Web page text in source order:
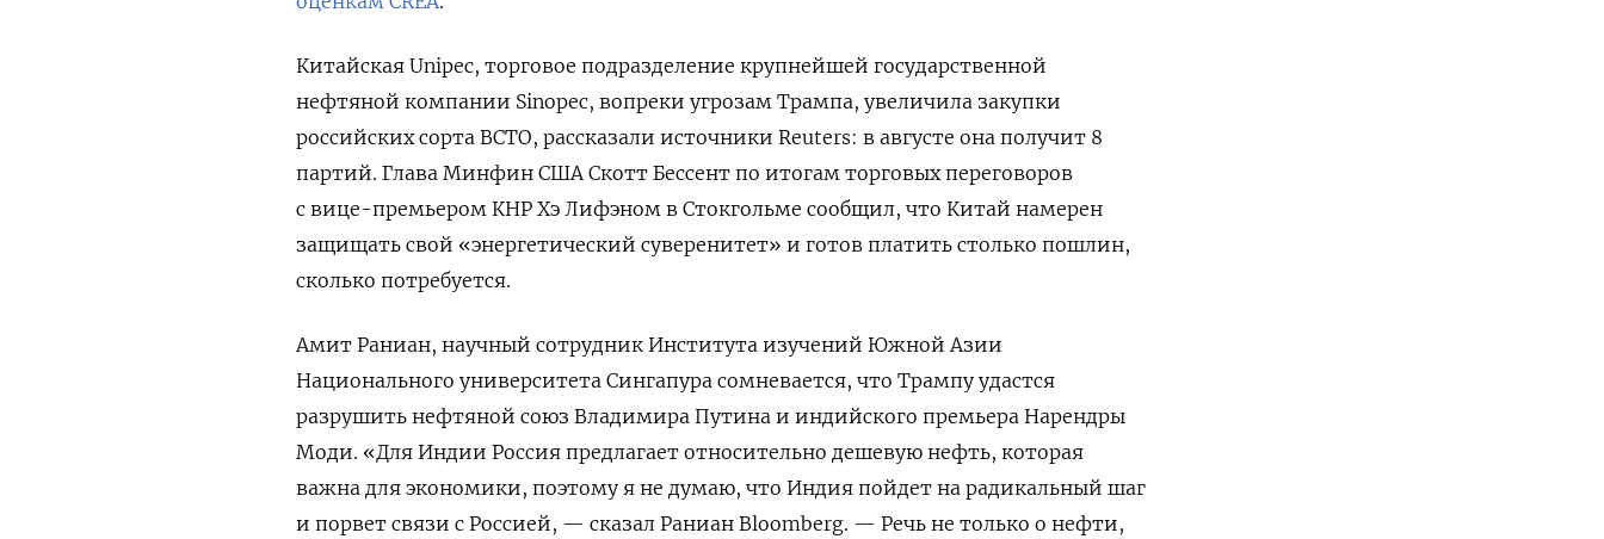
Китайская Unipec, торговое подразделение крупнейшей государственной
нефтяной компании Sinopec, вопреки угрозам Трампа, увеличила закупки
российских сорта ВСТО, рассказали источники Reuters: в августе она получит 8
партий. Глава Минфин США Скотт Бессент по итогам торговых переговоров
с вице-премьером КНР Хэ Лифэном в Стокгольме сообщил, что Китай намерен
защищать свой «энергетический суверенитет» и готов платить столько пошлин,
сколько потребуется.
Амит Раниан, научный сотрудник Института изучений Южной Азии
Национального университета Сингапура сомневается, что Трампу удастся
разрушить нефтяной союз Владимира Путина и индийского премьера Нарендры
Моди. «Для Индии Россия предлагает относительно дешевую нефть, которая
важна для экономики, поэтому я не думаю, что Индия пойдет на радикальный шаг
и порвет связи с Россией, — сказал Раниан Bloomberg. — Речь не только о нефти,